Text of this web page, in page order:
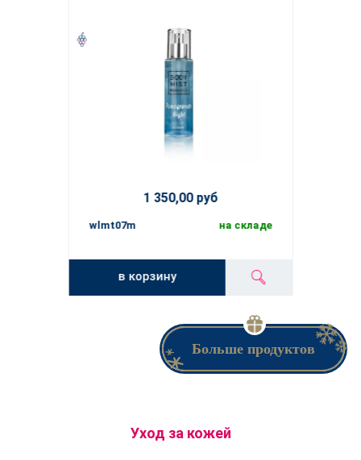
1 350,00 руб
wlmt07m на складе
в корзину
Больше продуктов
Уход за кожей